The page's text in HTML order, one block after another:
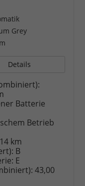
Grey
Details
Batterie
Betrieb
km
B
E
43,00